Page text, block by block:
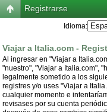
Registrarse
Idioma:
Viajar a Italia.com -
Al ingresar en "Viajar a
"nuestro", "Viajar a Italia.com",
legalmente sometido a los
registres y/o uses "Viajar a
cualquier momento e
revisases por su cuenta